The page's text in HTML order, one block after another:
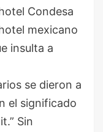
Condesa
mexicano
insulta a
se dieron a
el significado
Sin